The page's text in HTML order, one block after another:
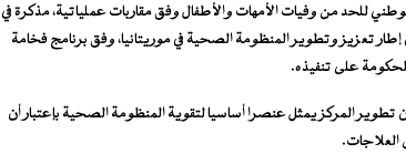
للحد من وفيات الأمهات والأطفال وفق مقاربات عملياتية، مذكرة في
تعزيز وتطوير المنظومة الصحية في موريتانيا، وفق برنامج فخامة
على تنفيذه.
المركز يمثل عنصرا أساسيا لتقوية المنظومة الصحية بإعتبار أن
العلاجات.